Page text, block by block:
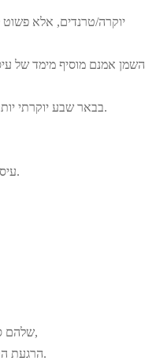
יוקרה/טרנדים, אלא
השמן אמנם מוסיף מימד של
בבאר שבע יוקרתי יותר או פחות – אלא שיש את העיסוי מפנק המתאים לכם ביותר.
עיסוי משחרר, עיסוי בשמן חם, עיסוי טנטרי, עיסוי מקצועי ומפנק.
שלהם סביב גופם. טיפול עיסוי זה מסייע לזוגות על ידי העמקת הרפיה,
הרגעת הרגשות, ואז העוררות המינית וכן חיזוק האינטימיות בין בני הזוג.